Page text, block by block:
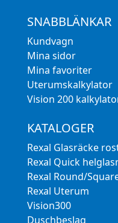
SNABBLÄNKAR
Kundvagn
Mina sidor
Mina favoriter
Uterumskalkylator
Vision 200
KATALOGER
Rexal Glasräcke
Rexal Quick
Rexal Round/
Rexal Uterum
Vision300
Duschbeslag